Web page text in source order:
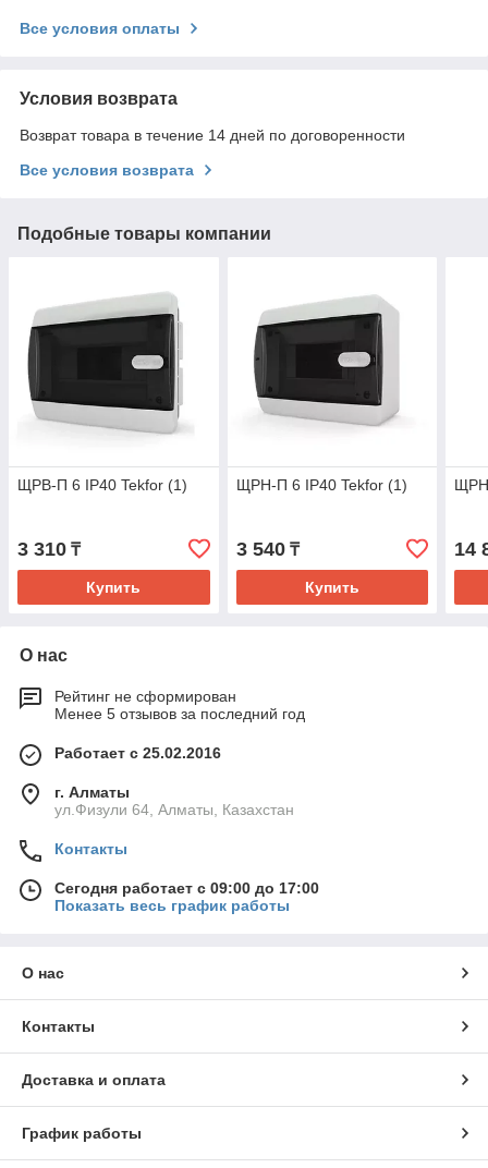
Все условия оплаты
Условия возврата
Возврат товара в течение 14 дней по договоренности
Все условия возврата
Подобные товары компании
ЩРВ-П 6 IP40 Tekfor (1)
3 310 ₸
Купить
ЩРН-П 6 IP40 Tekfor (1)
3 540₸
Купить
14
О нас
Рейтинг не сформирован
Менее 5 отзывов за последний год
Работает с 25.02.2016
г. Алматы
ул.Физули 64, Алматы, Казахстан
Контакты
Сегодня работает с 09:00 до 17:00
Показать весь график работы
О нас
Контакты
Доставка и оплата
График работы